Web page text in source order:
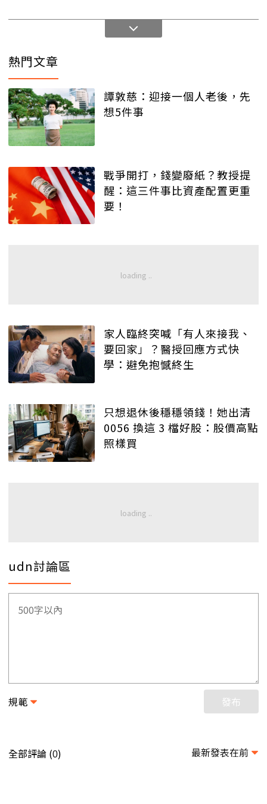
熱門文章
譚敦慈：迎接一個人老後，先
想5件事
戰爭開打，錢變廢紙？教授提
醒：這三件事比資產配置更重
要！
家人臨終突喊「有人來接我、
要回家」？醫授回應方式快
學：避免抱憾終生
只想退休後穩穩領錢！她出清
0056 換這 3 檔好股：股價高點
照樣買
udn討論區
規範 發布
全部評論 (0) 最新發表在前